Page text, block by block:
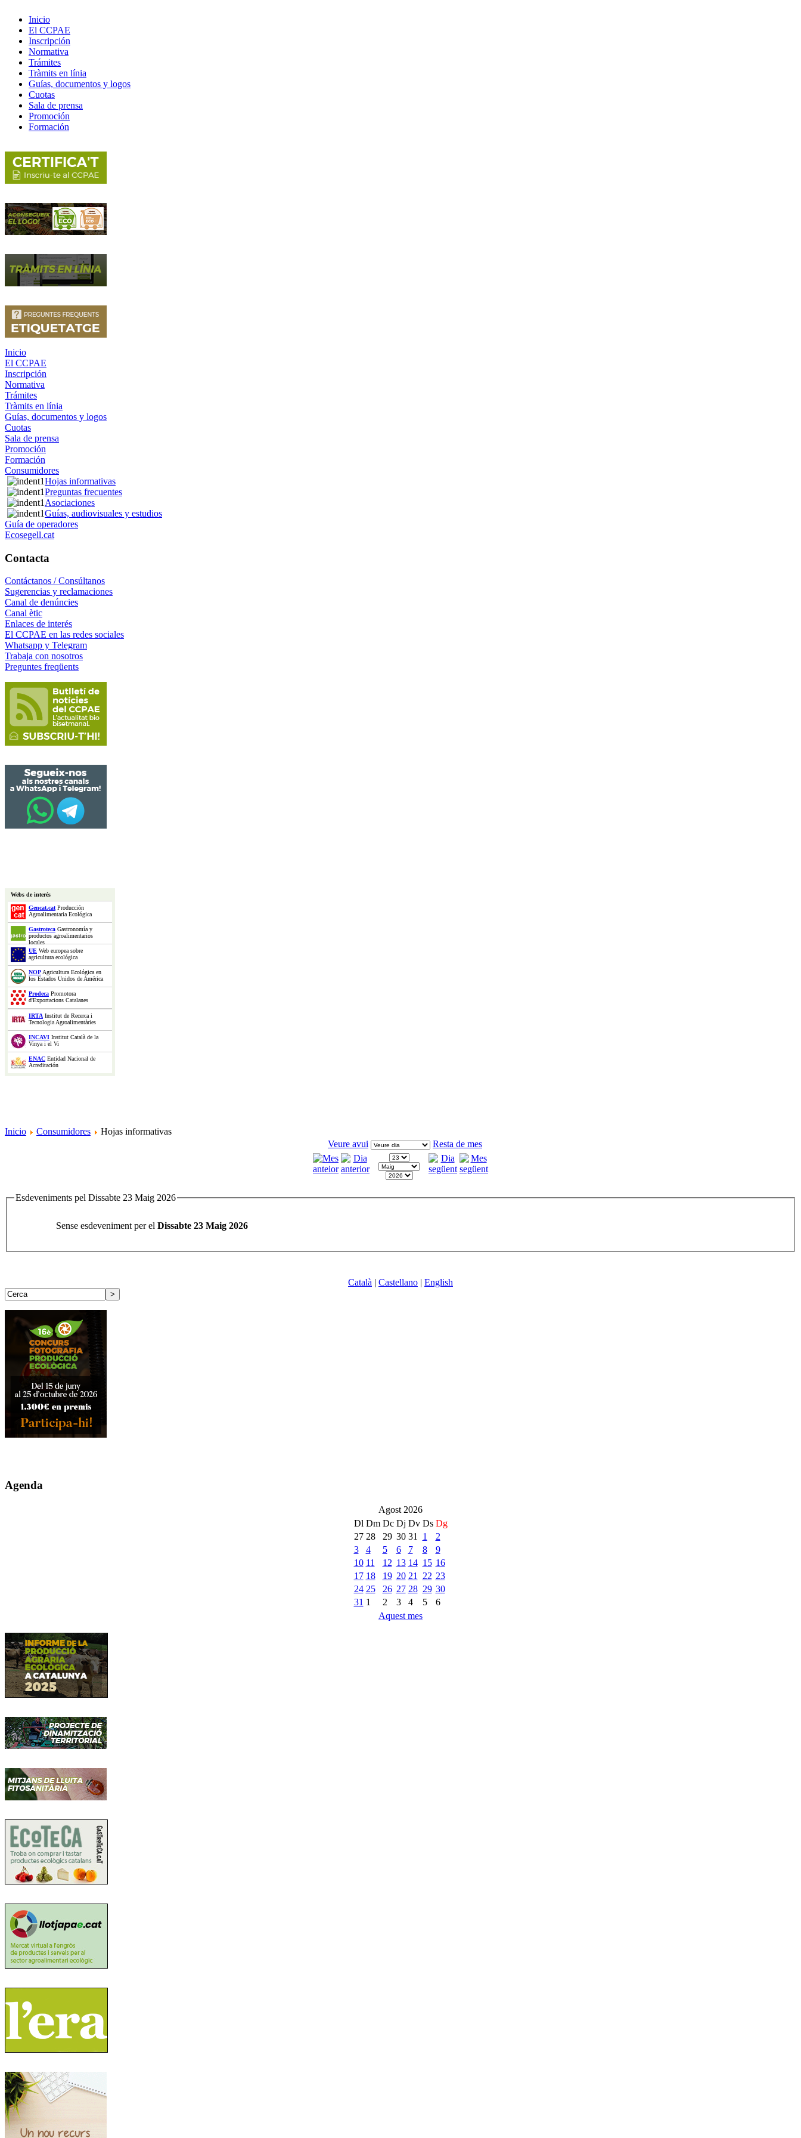
Inicio
El CCPAE
Inscripción
Normativa
Trámites
Tràmits en línia
Guías, documentos y logos
Cuotas
Sala de prensa
Promoción
Formación
Inicio
El CCPAE
Inscripción
Normativa
Trámites
Tràmits en línia
Guías, documentos y logos
Cuotas
Sala de prensa
Promoción
Formación
Consumidores
Hojas informativas
Preguntas frecuentes
Asociaciones
Guías, audiovisuales y estudios
Guía de operadores
Ecosegell.cat
Contacta
Contáctanos / Consúltanos
Sugerencias y reclamaciones
Canal de denúncies
Canal ètic
Enlaces de interés
El CCPAE en las redes sociales
Whatsapp y Telegram
Trabaja con nosotros
Preguntes freqüents
Webs de interés
Gencat.catProducción
Agroalimentaria Ecológica
Gastroteca Gastronomía y
productos agroalimentarios
locales
UE Web europea sobre
agricultura ecológica
NOPAgricultura Ecológica en
los Estados Unidos de América
Prodeca Promotora
d'Exportacions Catalanes
IRTA Institut de Recerca i
Tecnologia Agroalimentàries
INCAVI Institut Català de la
Vinya i el Vi
ENAC Entidad Nacional de
Acreditación
Inicio Consumidores
Hojas informativas
Veure avui
Resta de mes
Esdeveniments pel Dissabte 23 Maig 2026
Sense esdeveniment per el Dissabte 23 Maig 2026
Català | Castellano | English
Agenda
Agost 2026
Dl Dm Dc Dj Dv Ds Dg
27 28 29 30 31 1
2
3
4 5 6 7 8
9
10 11 12 13 14 15 16
17 18 19 20 21 22 23
24 25 26 27 28 29 30
31 1 2 3 4 5
6
Aquest mes